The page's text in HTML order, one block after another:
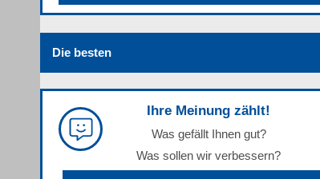
Die besten
Ihre Meinung zählt!
Was gefällt Ihnen gut?
Was sollen wir verbessern?